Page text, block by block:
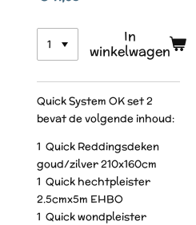
In
winkelwagen
Quick System OK set 2
bevat de volgende inhoud:
1 Quick Reddingsdeken
goud/zilver 210x160cm
1 Quick hechtpleister
2.5cmx5m EHBO
1 Quick wondpleister